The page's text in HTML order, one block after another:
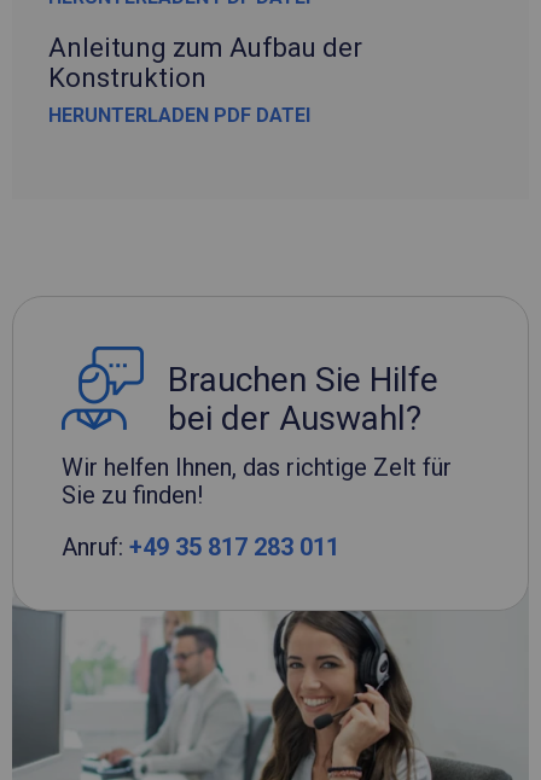
Anleitung zum Aufbau der
Konstruktion
HERUNTERLADEN PDF DATEI
Brauchen Sie Hilfe
bei der Auswahl?
Wir helfen Ihnen, das richtige Zelt für
Sie zu finden!
Anruf: +49 35 817 283 011